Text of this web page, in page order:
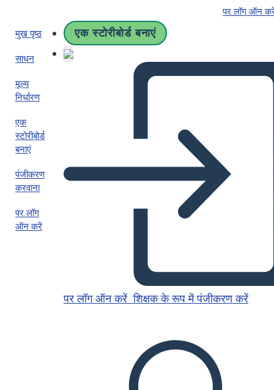
पर लॉग ऑन
मुख पृष्ठ
साधन
मूल्य
निर्धारण
एक
स्टोरीबोर्ड
बनाएं
पंजीकरण
करवाना
पर लॉग
ऑन करें
एक स्टोरीबोर्ड बनाएं
पर लॉग ऑन करें शिक्षक के रूप में पंजीकरण करें